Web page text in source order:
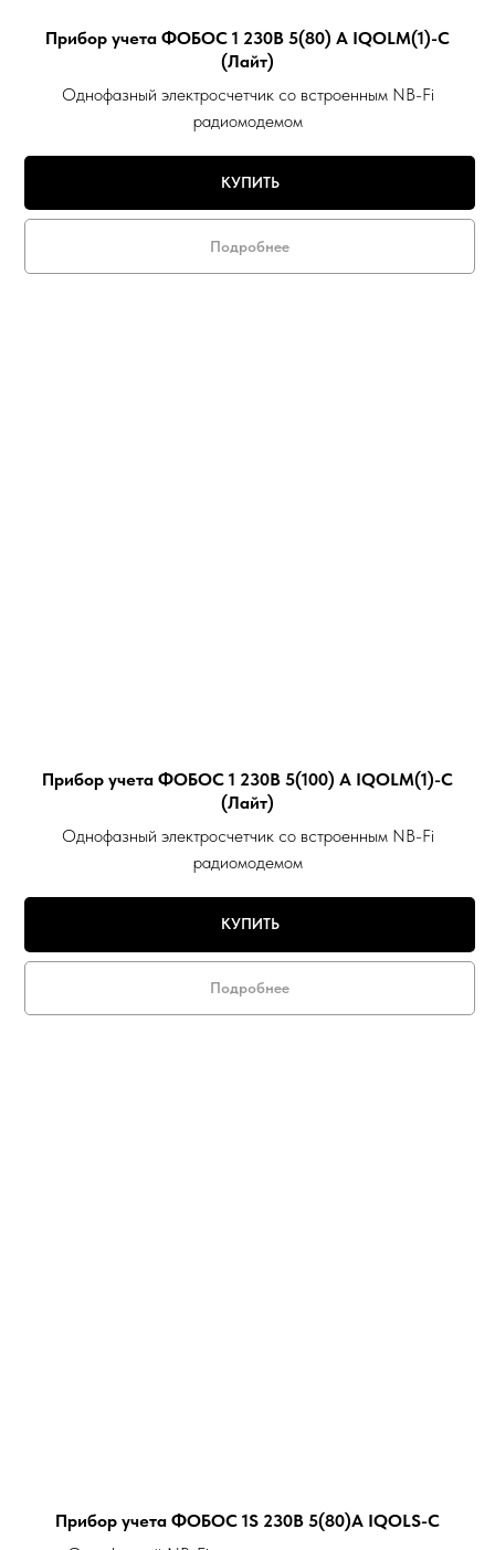
Прибор учета ФОБОС 1 230В 5(80) А IQOLM(1)-С
(Лайт)
Однофазный электросчетчик со встроенным NB-Fi
радиомодемом
КУПИТЬ
Подробнее
Прибор учета ФОБОС 1 230В 5(100) А IQOLM(1)-С
(Лайт)
Однофазный электросчетчик со встроенным NB-Fi
радиомодемом
КУПИТЬ
Подробнее
Прибор учета ФОБОС 1S 230В 5(80)А IQOLS-C